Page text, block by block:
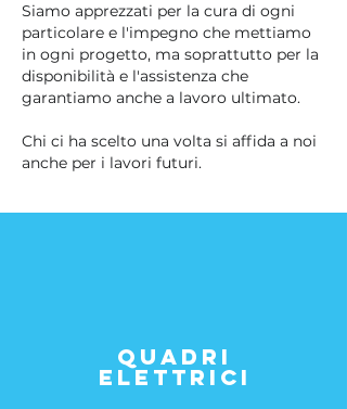
Siamo apprezzati per la cura di ogni
particolare e l'impegno che mettiamo
in ogni progetto, ma soprattutto per la
disponibilità e l'assistenza che
garantiamo anche a lavoro ultimato.
Chi ci ha scelto una volta si affida a noi
anche per i lavori futuri.
QUADRI
ELETTRICI